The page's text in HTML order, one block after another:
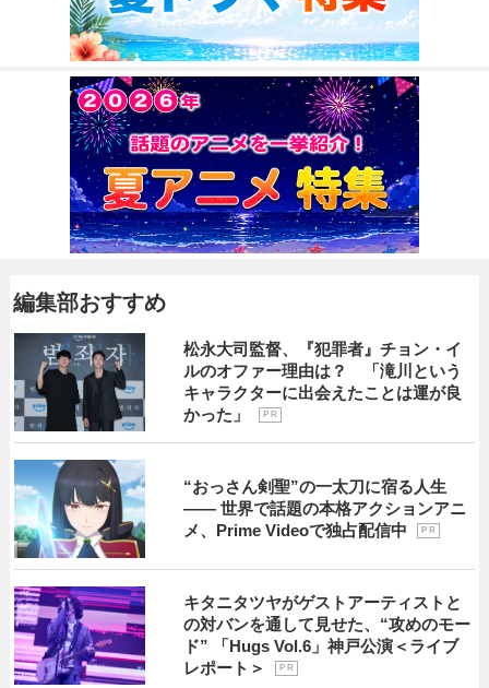
編集部おすすめ
松永大司監督、『犯罪者』チョン・イ
ルのオファー理由は？ 「滝川という
キャラクターに出会えたことは運が良
かった」
P R
“おっさん剣聖”の一太刀に宿る人生
―― 世界で話題の本格アクションアニ
メ、Prime Videoで独占配信中
P R
キタニタツヤがゲストアーティストと
の対バンを通して見せた、“攻めのモー
ド” 「Hugs Vol.6」神戸公演＜ライブ
レポート＞
P R